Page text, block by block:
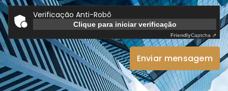
Verificação Anti-Robô
Clique para iniciar verificação
FriendlyCaptcha ⇗
Enviar mensagem